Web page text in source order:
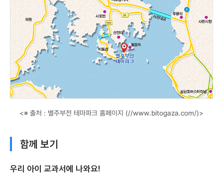
<※ 출처 : 별주부전 테마파크 홈페이지 (//www.bitogaza.com/)>
함께 보기
우리 아이 교과서에 나와요!